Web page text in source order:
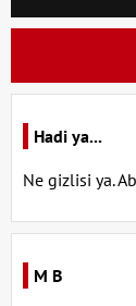
Hadi ya...
Ne gizlisi ya.
M B